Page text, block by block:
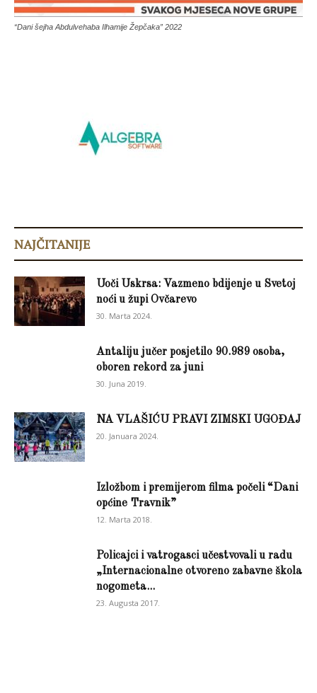
“Dani šejha Abdulvehaba Ilhamije Žepčaka” 2022
NAJČITANIJE
Uoči Uskrsa: Vazmeno bdijenje u Svetoj
noći u župi Ovčarevo
30. Marta 2024.
Antaliju jučer posjetilo 90.989 osoba,
oboren rekord za juni
30. Juna 2019.
NA VLAŠIĆU PRAVI ZIMSKI UGOĐAJ
20. Januara 2024.
Izložbom i premijerom filma počeli “Dani
općine Travnik”
12. Marta 2018.
Policajci i vatrogasci učestvovali u radu
„Internacionalne otvoreno zabavne škola
nogometa...
23. Augusta 2017.